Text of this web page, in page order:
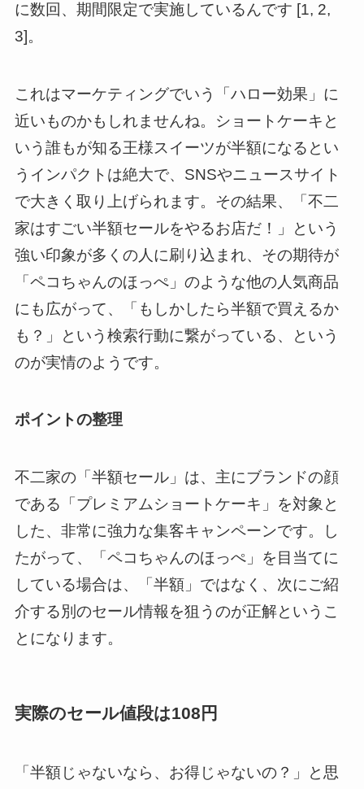
に数回、期間限定で実施しているんです [1, 2,
3]。
これはマーケティングでいう「ハロー効果」に
近いものかもしれませんね。ショートケーキと
いう誰もが知る王様スイーツが半額になるとい
うインパクトは絶大で、SNSやニュースサイト
で大きく取り上げられます。その結果、「不二
家はすごい半額セールをやるお店だ！」という
強い印象が多くの人に刷り込まれ、その期待が
「ペコちゃんのほっぺ」のような他の人気商品
にも広がって、「もしかしたら半額で買えるか
も？」という検索行動に繋がっている、という
のが実情のようです。
ポイントの整理
不二家の「半額セール」は、主にブランドの顔
である「プレミアムショートケーキ」を対象と
した、非常に強力な集客キャンペーンです。し
たがって、「ペコちゃんのほっぺ」を目当てに
している場合は、「半額」ではなく、次にご紹
介する別のセール情報を狙うのが正解というこ
とになります。
実際のセール値段は108円
「半額じゃないなら、お得じゃないの？」と思